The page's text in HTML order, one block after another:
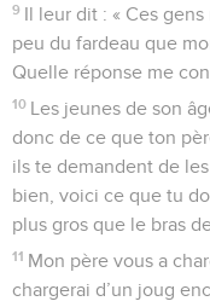
9 Il leur dit : « Ces
peu du fardeau que
Quelle réponse me
10 Les jeunes de son
donc de ce que ton
ils te demandent de
bien, voici ce que tu
plus gros que le bras
11 Mon père vous a
chargerai d’un joug